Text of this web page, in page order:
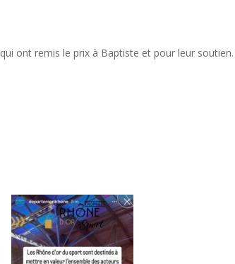
qui ont remis le prix à Baptiste et pour leur soutien.